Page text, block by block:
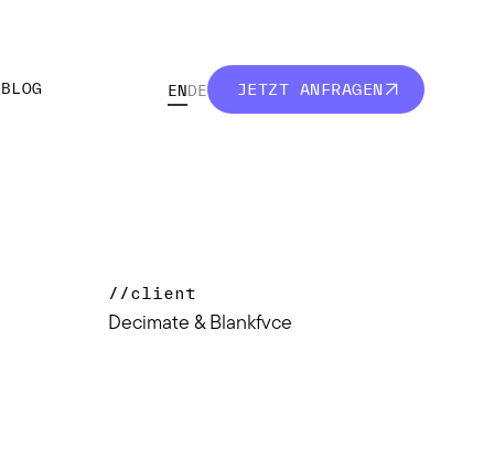
BLOG
ENDE
JETZT ANFRAGEN
//client
Decimate & Blankfvce